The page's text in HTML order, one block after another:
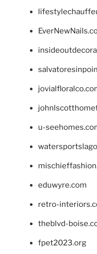
u-
eduwyre.com
retro-
theblvd-
fpet2023.org